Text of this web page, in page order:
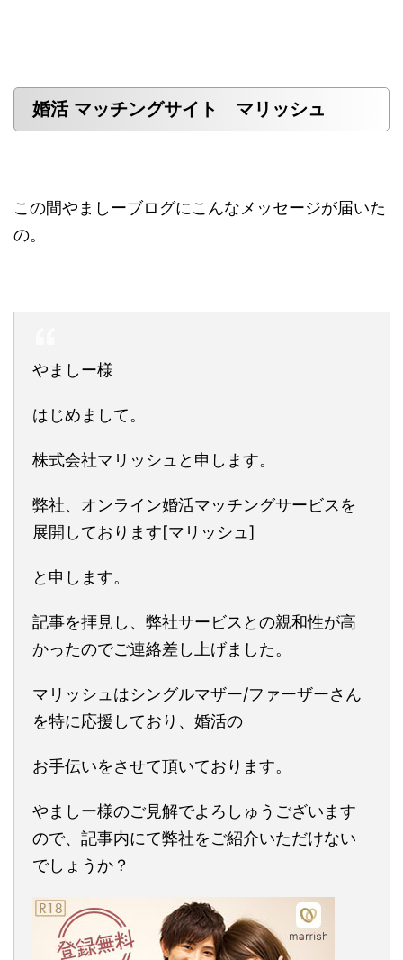
婚活 マッチングサイト マリッシュ
この間やましーブログにこんなメッセージが届いた
の。
やましー様
はじめまして。
株式会社マリッシュと申します。
弊社、オンライン婚活マッチングサービスを
展開しております[マリッシュ]
と申します。
記事を拝見し、弊社サービスとの親和性が高
かったのでご連絡差し上げました。
マリッシュはシングルマザー/ファーザーさん
を特に応援しており、婚活の
お手伝いをさせて頂いております。
やましー様のご見解でよろしゅうございます
ので、記事内にて弊社をご紹介いただけない
でしょうか？